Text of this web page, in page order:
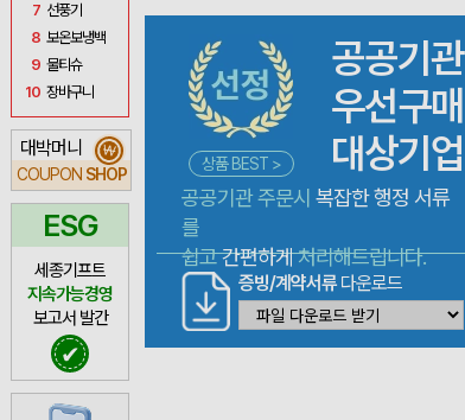
7 선풍기
8 보온보냉백
9 물티슈
10 장바구니
대박머니
COUPON SHOP
₩
ESG
세종기프트
지속가능경영
보고서 발간
✔
상품 BEST >
공공기관
우선구매
대상기업
공공기관 주문시 복잡한 행정 서류
를
쉽고간편하게처리해드립니다.
증빙/계약서류다운로드